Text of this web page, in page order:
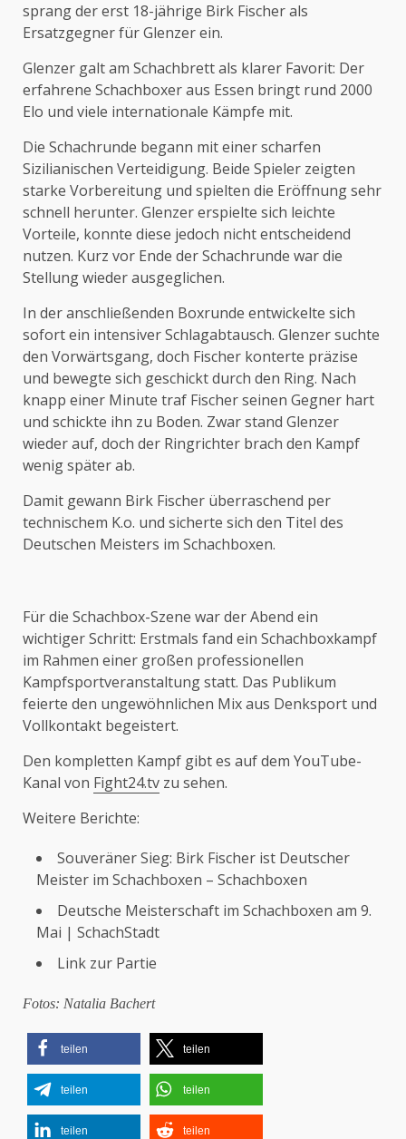
sprang der erst 18-jährige Birk Fischer als
Ersatzgegner für Glenzer ein.
Glenzer galt am Schachbrett als klarer Favorit: Der
erfahrene Schachboxer aus Essen bringt rund 2000
Elo und viele internationale Kämpfe mit.
Die Schachrunde begann mit einer scharfen
Sizilianischen Verteidigung. Beide Spieler zeigten
starke Vorbereitung und spielten die Eröffnung sehr
schnell herunter. Glenzer erspielte sich leichte
Vorteile, konnte diese jedoch nicht entscheidend
nutzen. Kurz vor Ende der Schachrunde war die
Stellung wieder ausgeglichen.
In der anschließenden Boxrunde entwickelte sich
sofort ein intensiver Schlagabtausch. Glenzer suchte
den Vorwärtsgang, doch Fischer konterte präzise
und bewegte sich geschickt durch den Ring. Nach
knapp einer Minute traf Fischer seinen Gegner hart
und schickte ihn zu Boden. Zwar stand Glenzer
wieder auf, doch der Ringrichter brach den Kampf
wenig später ab.
Damit gewann Birk Fischer überraschend per
technischem K.o. und sicherte sich den Titel des
Deutschen Meisters im Schachboxen.
Für die Schachbox-Szene war der Abend ein
wichtiger Schritt: Erstmals fand ein Schachboxkampf
im Rahmen einer großen professionellen
Kampfsportveranstaltung statt. Das Publikum
feierte den ungewöhnlichen Mix aus Denksport und
Vollkontakt begeistert.
Den kompletten Kampf gibt es auf dem YouTube-
Kanal von Fight24.tv zu sehen.
Weitere Berichte:
Souveräner Sieg: Birk Fischer ist Deutscher
Meister im Schachboxen – Schachboxen
Deutsche Meisterschaft im Schachboxen am 9.
Mai | SchachStadt
Link zur Partie
Fotos: Natalia Bachert
teilen teilen
teilen teilen
teilen teilen